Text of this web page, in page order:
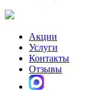
Акции
Услуги
Контакты
Отзывы